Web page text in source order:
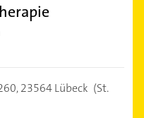
23564 Lübeck (St.